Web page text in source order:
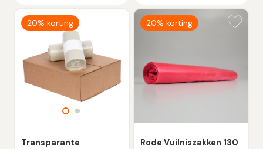
Dit
product
meerdere
variaties.
Deze
worden
Dit
product
variaties.
Deze
worden
20% korting
Transparante
20% korting
Rode Vuilniszakken 130